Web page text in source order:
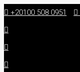
+20100 508 0951